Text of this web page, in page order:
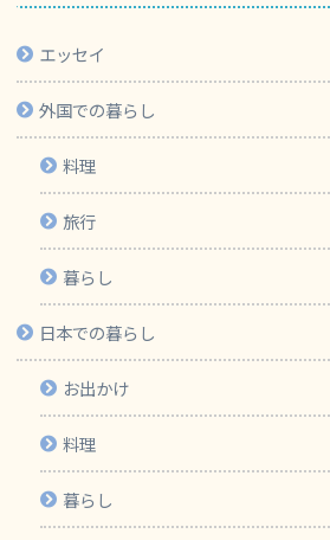
エッセイ
外国での暮らし
料理
旅行
暮らし
日本での暮らし
お出かけ
料理
暮らし